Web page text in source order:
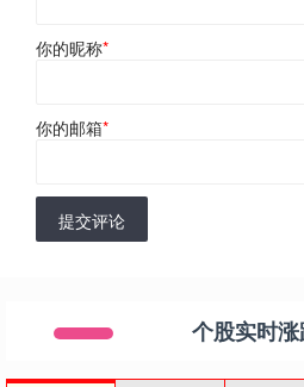
你的昵称*
你的邮箱*
提交评论
个股实时